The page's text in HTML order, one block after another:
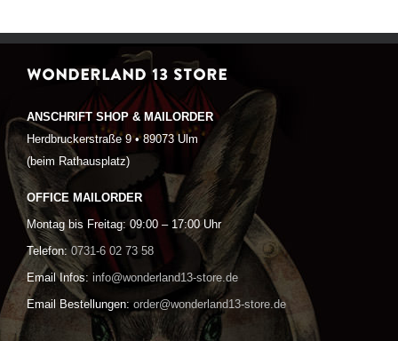
WONDERLAND 13 STORE
ANSCHRIFT SHOP & MAILORDER
Herdbruckerstraße 9 • 89073 Ulm
(beim Rathausplatz)
OFFICE MAILORDER
Montag bis Freitag: 09:00 – 17:00 Uhr
Telefon: 0731-6 02 73 58
Email Infos: info@wonderland13-store.de
Email Bestellungen: order@wonderland13-store.de